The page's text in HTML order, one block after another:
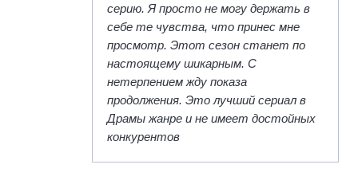
серию. Я просто не могу держать в
себе те чувства, что принес мне
просмотр. Этот сезон станет по
настоящему шикарным. С
нетерпением жду показа
продолжения. Это лучший сериал в
Драмы жанре и не имеет достойных
конкурентов